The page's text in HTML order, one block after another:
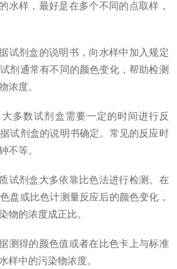
样，最好是在多个不同的点取样，
剂盒的说明书，向水样中加入规定
剂通常有不同的颜色变化，帮助检测
浓度。
数试剂盒需要一定的时间进行反
试剂盒的说明书确定。常见的反应时
不等。
剂盒大多依靠比色法进行检测。在
盘或比色计测量反应后的颜色变化，
物的浓度成正比。
得的颜色值或者在比色卡上与标准
样中的污染物浓度。